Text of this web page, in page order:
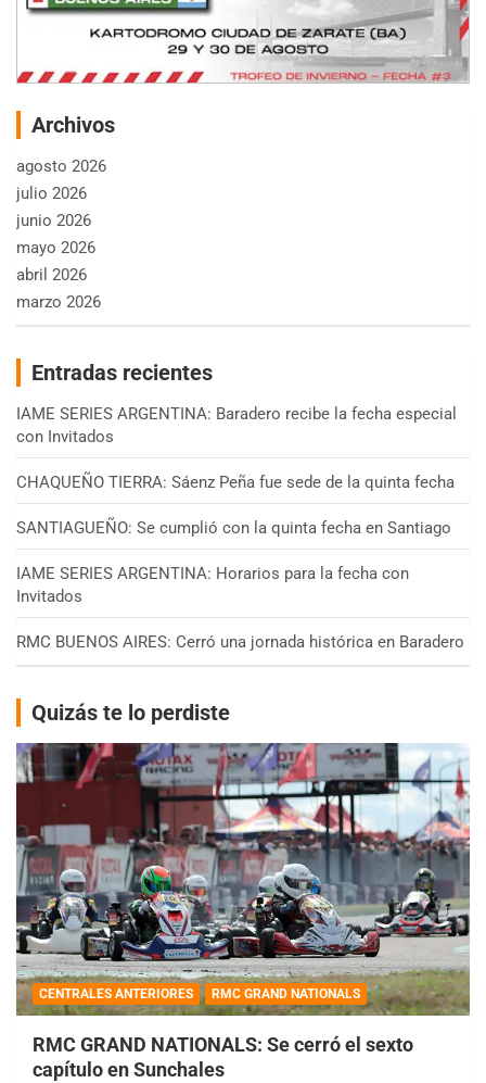
Archivos
agosto 2026
julio 2026
junio 2026
mayo 2026
abril 2026
marzo 2026
Entradas recientes
IAME SERIES ARGENTINA: Baradero recibe la fecha especial
con Invitados
CHAQUEÑO TIERRA: Sáenz Peña fue sede de la quinta fecha
SANTIAGUEÑO: Se cumplió con la quinta fecha en Santiago
IAME SERIES ARGENTINA: Horarios para la fecha con
Invitados
RMC BUENOS AIRES: Cerró una jornada histórica en Baradero
Quizás te lo perdiste
CENTRALES ANTERIORES RMC GRAND NATIONALS
RMC GRAND NATIONALS: Se cerró el sexto
capítulo en Sunchales